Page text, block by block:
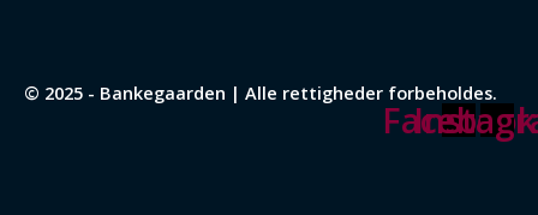
© 2025 - Bankegaarden | Alle rettigheder forbeholdes.
Facebook